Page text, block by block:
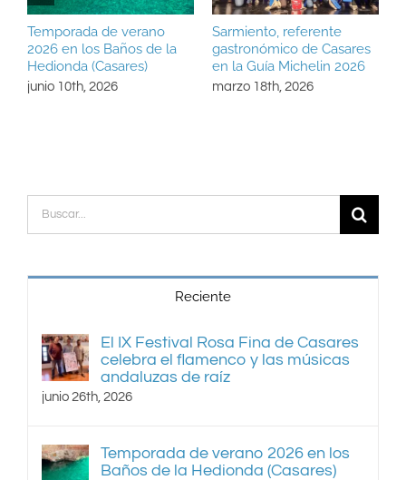
Temporada de verano
2026 en los Baños de la
Hedionda (Casares)
junio 10th, 2026
Sarmiento, referente
gastronómico de Casares
en la Guía Michelin 2026
marzo 18th, 2026
Buscar:
Reciente
El IX Festival Rosa Fina de Casares
celebra el flamenco y las músicas
andaluzas de raíz
junio 26th, 2026
Temporada de verano 2026 en los
Baños de la Hedionda (Casares)